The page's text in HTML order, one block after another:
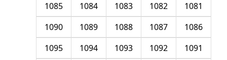
1081
1082
1083
1084
1085
1086
1087
1088
1089
1090
1091
1092
1093
1094
1095